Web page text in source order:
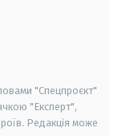
"Спецпроєкт"
"Експерт",
Редакція може